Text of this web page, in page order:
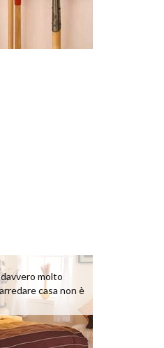
molto
casa non è